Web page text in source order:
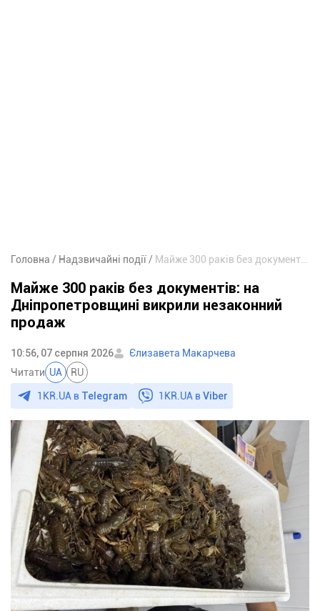
Головна Надзвичайні події
Майже 300 раків без документів: на
Дніпропетровщині викрили незаконний
продаж
10:56, 07 серпня 2026
Єлизавета Макарчева
Читати UA RU
1KR.UA в Telegram 1KR.UA вViber